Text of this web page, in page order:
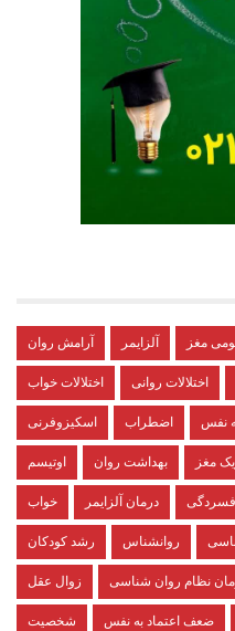
آرامش روان آلزایمر مغز
اختلالات خواب اختلالات روانی
اسکیزوفرنی اضطراب نفس
اوتیسم بهداشت روان مغز
خواب درمان آلزایمر
رشد کودکان روانشناس
زوال عقل نظام روان شناسی
شخصیت ضعف اعتماد به نفس